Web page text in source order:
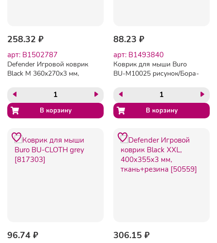
258.32 ₽
арт: B1502787
Defender Игровой коврик
Black M 360x270x3 мм,
88.23 ₽
арт: B1493840
Коврик для мыши Buro
BU-M10025 рисунок/Бора-
96.74 ₽ 306.15 ₽